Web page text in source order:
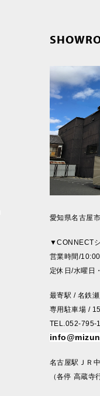
愛知県名古屋
▼CONNECT
営業時間/
定休日/水曜日
最寄駅 / 名鉄
専用駐車場 /
TEL.052-795-
名古屋駅ＪＲ
（各停 高蔵寺